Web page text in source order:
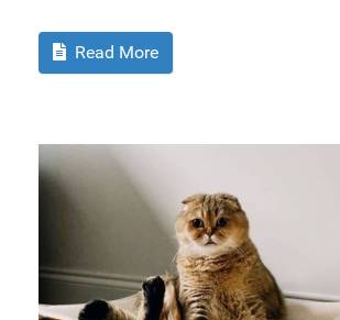
Read More